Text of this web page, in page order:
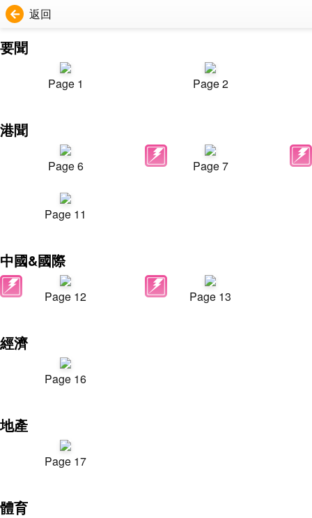
返回
要聞
Page 1 Page 2
港聞
Page 6 Page 7
Page 11
中國&國際
Page 12 Page 13
經濟
Page 16
地產
Page 17
體育